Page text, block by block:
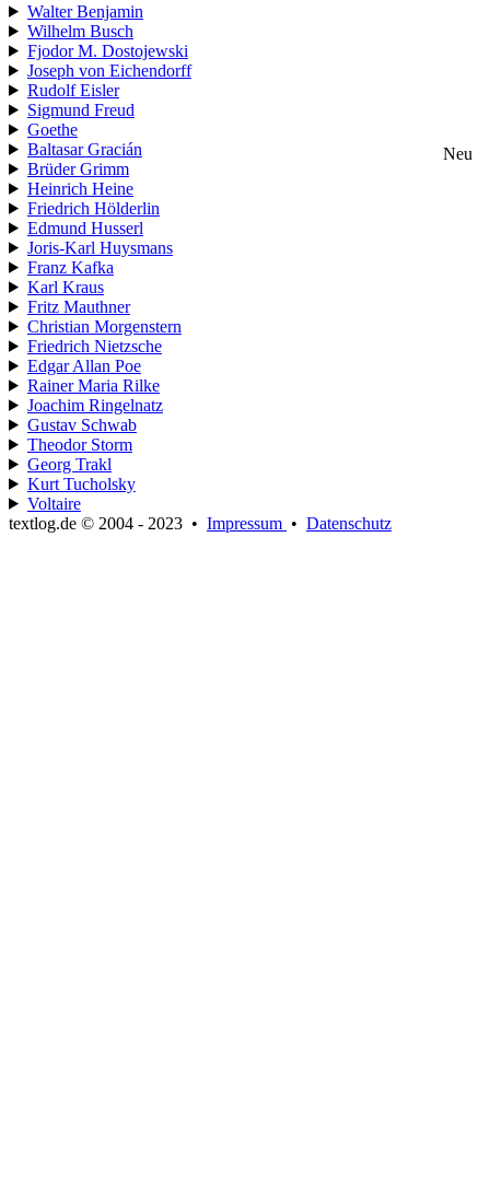
Walter Benjamin
Wilhelm Busch
Fjodor M. Dostojewski
Joseph von Eichendorff
Rudolf Eisler
Sigmund Freud
Goethe
Baltasar Gracián
Neu
Brüder Grimm
Heinrich Heine
Friedrich Hölderlin
Edmund Husserl
Joris-Karl Huysmans
Franz Kafka
Karl Kraus
Fritz Mauthner
Christian Morgenstern
Friedrich Nietzsche
Edgar Allan Poe
Rainer Maria Rilke
Joachim Ringelnatz
Gustav Schwab
Theodor Storm
Georg Trakl
Kurt Tucholsky
Voltaire
textlog.de © 2004 - 2023 • Impressum • Datenschutz